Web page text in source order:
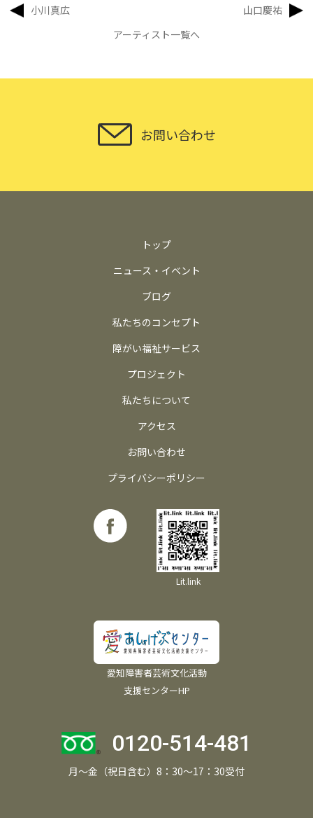
小川真広
アーティスト一覧へ
山口慶祐
お問い合わせ
トップ
ニュース・イベント
ブログ
私たちのコンセプト
障がい福祉サービス
プロジェクト
私たちについて
アクセス
お問い合わせ
プライバシーポリシー
Lit.link
愛知障害者芸術文化活動
支援センターHP
0120-514-481
月～金（祝日含む）8：30～17：30受付